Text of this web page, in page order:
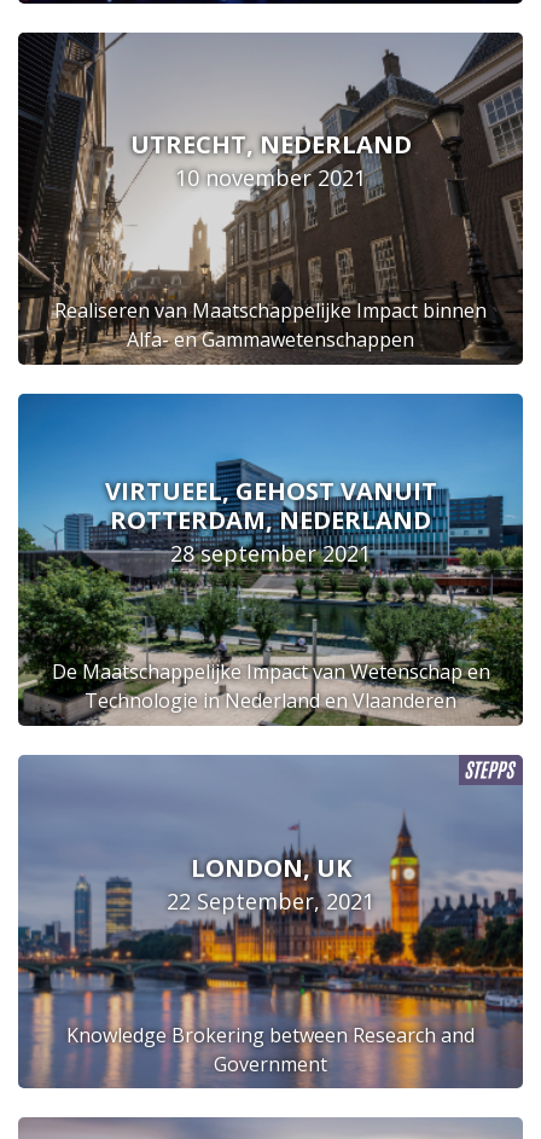
UTRECHT, NEDERLAND
10 november 2021
Realiseren van Maatschappelijke Impact binnen
Alfa- en Gammawetenschappen
VIRTUEEL, GEHOST VANUIT
ROTTERDAM, NEDERLAND
28 september 2021
De Maatschappelijke Impact van Wetenschap en
Technologie in Nederland en Vlaanderen
LONDON, UK
22 September, 2021
Knowledge Brokering between Research and
Government